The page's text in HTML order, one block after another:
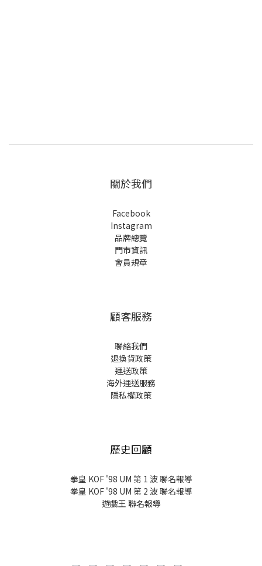
關於我們
Facebook
Instagram
品牌總覽
門市資訊
會員規章
顧客服務
聯絡我們
退換貨政策
運送政策
海外運送服務
隱私權政策
歷史回顧
拳皇 KOF '98 UM 第 1 波 聯名報導
拳皇 KOF '98 UM 第 2 波 聯名報導
遊戲王 聯名報導